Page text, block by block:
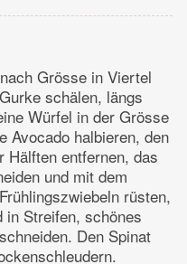
Grösse in Viertel
schälen, längs
Würfel in der Grösse
Avocado halbieren, den
Hälften entfernen, das
und mit dem
rüsten,
in Streifen, schönes
Den Spinat